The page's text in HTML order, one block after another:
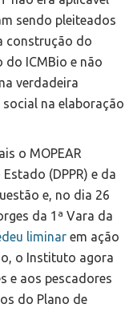
sendo pleiteados
construção do
do ICMBio e não
verdadeira
na elaboração
o MOPEAR
(DPPR) e da
e, no dia 26
da 1ª Vara da
liminar em ação
o Instituto agora
e aos pescadores
do Plano de